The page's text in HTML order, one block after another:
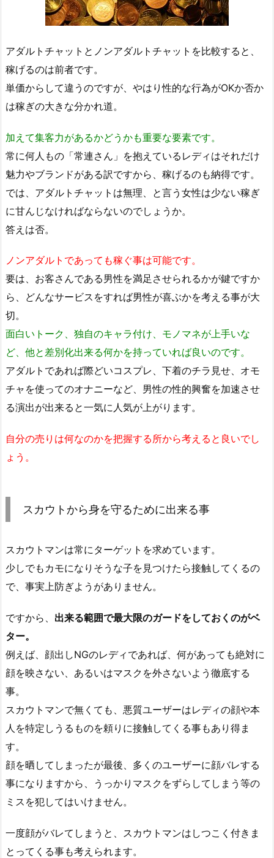
アダルトチャットとノンアダルトチャットを比較すると、
稼げるのは前者です。
単価からして違うのですが、やはり性的な行為がOKか否か
は稼ぎの大きな分かれ道。
加えて集客力があるかどうかも重要な要素です。
常に何人もの「常連さん」を抱えているレディはそれだけ
魅力やブランドがある訳ですから、稼げるのも納得です。
では、アダルトチャットは無理、と言う女性は少ない稼ぎ
に甘んじなければならないのでしょうか。
答えは否。
ノンアダルトであっても稼ぐ事は可能です。
要は、お客さんである男性を満足させられるかが鍵ですか
ら、どんなサービスをすれば男性が喜ぶかを考える事が大
切。
面白いトーク、独自のキャラ付け、モノマネが上手いな
ど、他と差別化出来る何かを持っていれば良いのです。
アダルトであれば際どいコスプレ、下着のチラ見せ、オモ
チャを使ってのオナニーなど、男性の性的興奮を加速させ
る演出が出来ると一気に人気が上がります。
自分の売りは何なのかを把握する所から考えると良いでし
ょう。
スカウトから身を守るために出来る事
スカウトマンは常にターゲットを求めています。
少しでもカモになりそうな子を見つけたら接触してくるの
で、事実上防ぎようがありません。
ですから、 出来る範囲で最大限のガードをしておくのがベ
ター。
例えば、顔出しNGのレディであれば、何があっても絶対に
顔を映さない、あるいはマスクを外さないよう徹底する
事。
スカウトマンで無くても、悪質ユーザーはレディの顔や本
人を特定しうるものを頼りに接触してくる事もあり得ま
す。
顔を晒してしまったが最後、多くのユーザーに顔バレする
事になりますから、うっかりマスクをずらしてしまう等の
ミスを犯してはいけません。
一度顔がバレてしまうと、スカウトマンはしつこく付きま
とってくる事も考えられます。